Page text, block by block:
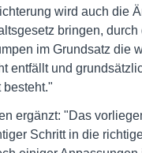
wird auch die
bringen, durch
im Grundsatz die
entfällt und
ergänzt: "Das
Schritt in die